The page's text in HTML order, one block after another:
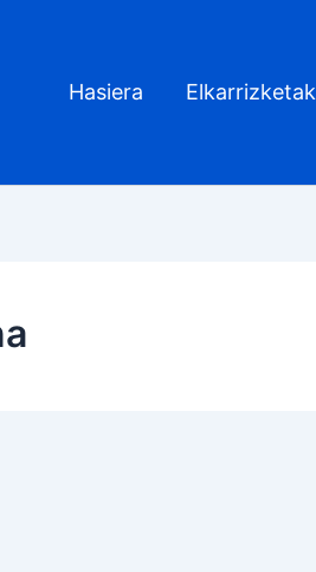
Hasiera Elkarrizketak